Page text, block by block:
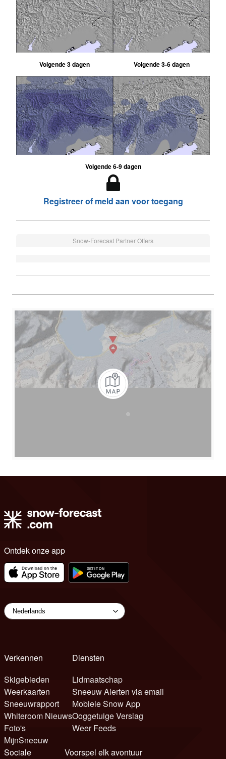
Volgende 3 dagen Volgende 3-6 dagen
Volgende 6-9 dagen
Registreer of meld aan voor toegang
Snow-Forecast Partner Offers
Ontdek onze app
Verkennen
Skigebieden
Weerkaarten
Sneeuwrapport
Whiteroom Nieuws
Foto's
MijnSneeuw
Diensten
Lidmaatschap
Sneeuw Alerten via email
Mobiele Snow App
Ooggetuige Verslag
Weer Feeds
Sociale
Voorspel elk avontuur